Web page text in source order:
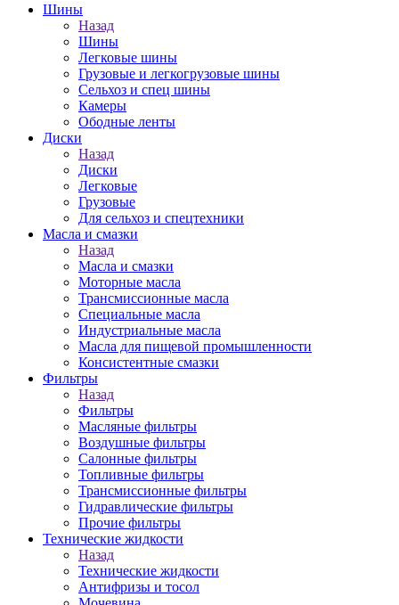
Шины
Назад
Шины
Легковые шины
Грузовые и легкогрузовые шины
Сельхоз и спец шины
Камеры
Ободные ленты
Диски
Назад
Диски
Легковые
Грузовые
Для сельхоз и спецтехники
Масла и смазки
Назад
Масла и смазки
Моторные масла
Трансмиссионные масла
Специальные масла
Индустриальные масла
Масла для пищевой промышленности
Консистентные смазки
Фильтры
Назад
Фильтры
Масляные фильтры
Воздушные фильтры
Салонные фильтры
Топливные фильтры
Трансмиссионные фильтры
Гидравлические фильтры
Прочие фильтры
Технические жидкости
Назад
Технические жидкости
Антифризы и тосол